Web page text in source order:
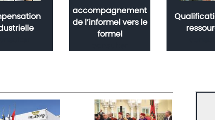
accompagnement
de l’informel vers le
formel